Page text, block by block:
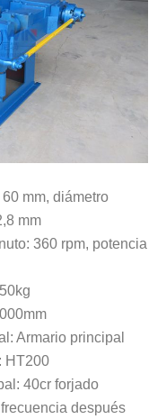
mm, diámetro
mm
360 rpm, potencia
Armario principal
HT200
40cr forjado
después